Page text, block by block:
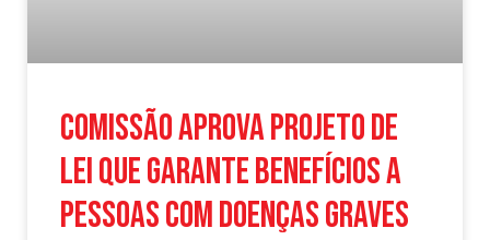
Comissão aprova projeto de
lei que garante benefícios a
pessoas com doenças graves